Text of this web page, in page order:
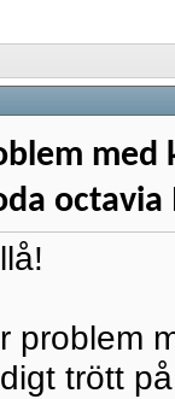
octavia
problem
trött